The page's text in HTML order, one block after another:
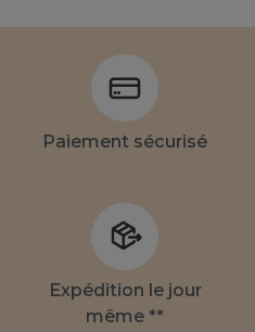
Paiement sécurisé
Expédition le jour
même **